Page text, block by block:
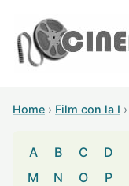
Home › Film con la I ›
A B C D
M
N O P